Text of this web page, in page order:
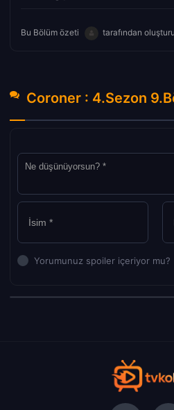
Bu Bölüm özeti tarafından
Yorumunuz spoiler içeriyor mu?